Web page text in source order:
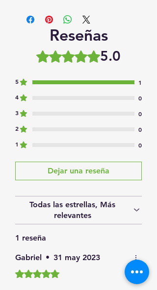
Reseñas
Obtuvo 5 de 5 estrellas.
5.0
5
1
4
0
3
0
2
0
1
0
Dejar una reseña
Todas las estrellas, Más
relevantes
1 reseña
Gabriel • 31 may 2023
Obtuvo 5 de 5 estrellas.